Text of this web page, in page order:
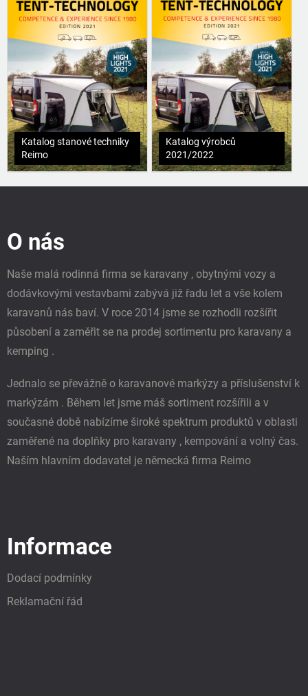
Katalog stanové techniky
Reimo
Katalog výrobců
2021/2022
O nás
Naše malá rodinná firma se karavany , obytnými vozy a
dodávkovými vestavbami zabývá již řadu let a vše kolem
karavanů nás baví. V roce 2014 jsme se rozhodli rozšířit
působení a zaměřit se na prodej sortimentu pro karavany a
kemping .
Jednalo se převážně o karavanové markýzy a příslušenství k
markýzám . Během let jsme máš sortiment rozšířili a v
současné době nabízíme široké spektrum produktů v oblasti
zaměřené na doplňky pro karavany , kempování a volný čas.
Naším hlavním dodavatel je německá firma Reimo
Informace
Dodací podmínky
Reklamační řád